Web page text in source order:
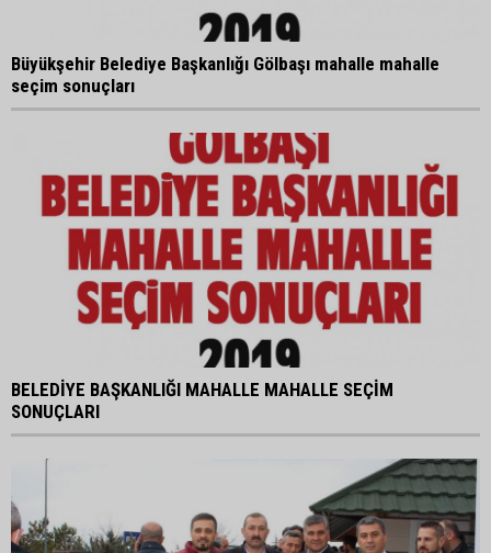
Büyükşehir Belediye Başkanlığı Gölbaşı mahalle mahalle
seçim sonuçları
BELEDİYE BAŞKANLIĞI MAHALLE MAHALLE SEÇİM
SONUÇLARI